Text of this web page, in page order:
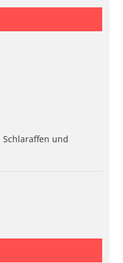
Schlaraffen und